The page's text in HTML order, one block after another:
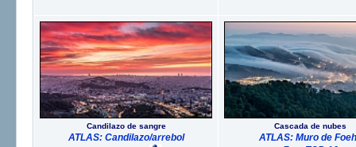
Candilazo de sangre
ATLAS: Candilazo/arrebol
Cascada de nubes
ATLAS: Muro de